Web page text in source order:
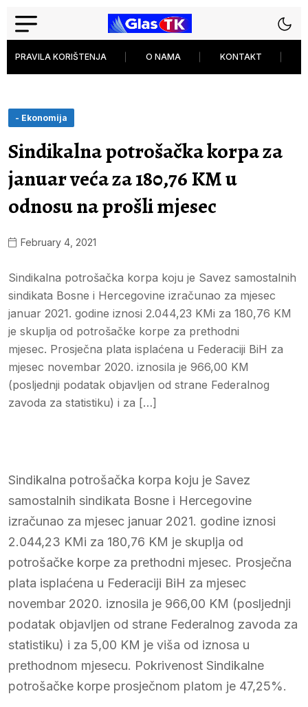
PRAVILA KORIŠTENJA O NAMA KONTAKT
- Ekonomija
Sindikalna potrošačka korpa za
januar veća za 180,76 KM u
odnosu na prošli mjesec
February 4, 2021
Sindikalna potrošačka korpa koju je Savez samostalnih
sindikata Bosne i Hercegovine izračunao za mjesec
januar 2021. godine iznosi 2.044,23 KMi za 180,76 KM
je skuplja od potrošačke korpe za prethodni
mjesec. Prosječna plata isplaćena u Federaciji BiH za
mjesec novembar 2020. iznosila je 966,00 KM
(posljednji podatak objavljen od strane Federalnog
zavoda za statistiku) i za […]
Sindikalna potrošačka korpa koju je Savez
samostalnih sindikata Bosne i Hercegovine
izračunao za mjesec januar 2021. godine iznosi
2.044,23 KMi za 180,76 KM je skuplja od
potrošačke korpe za prethodni mjesec. Prosječna
plata isplaćena u Federaciji BiH za mjesec
novembar 2020. iznosila je 966,00 KM (posljednji
podatak objavljen od strane Federalnog zavoda za
statistiku) i za 5,00 KM je viša od iznosa u
prethodnom mjesecu. Pokrivenost Sindikalne
potrošačke korpe prosječnom platom je 47,25%.